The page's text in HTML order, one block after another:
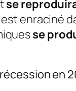
se
enraciné
se
en